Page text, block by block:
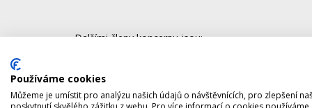
Dalšími členy koncernu jsou:
Správa nemovitostí Olomouc, a.s.
Používáme cookies
Můžeme je umístit pro analýzu našich údajů o návštěvnících, pro zlepšení